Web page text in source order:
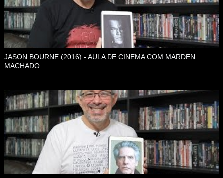
JASON BOURNE (2016) - AULA DE CINEMA COM MARDEN
MACHADO